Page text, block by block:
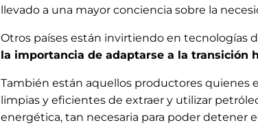
llevado a una mayor conciencia sobre la
Otros países están invirtiendo en tecnologías
la importancia de adaptarse a la transición
También están aquellos productores quienes
limpias y eficientes de extraer y utilizar
energética, tan necesaria para poder detener